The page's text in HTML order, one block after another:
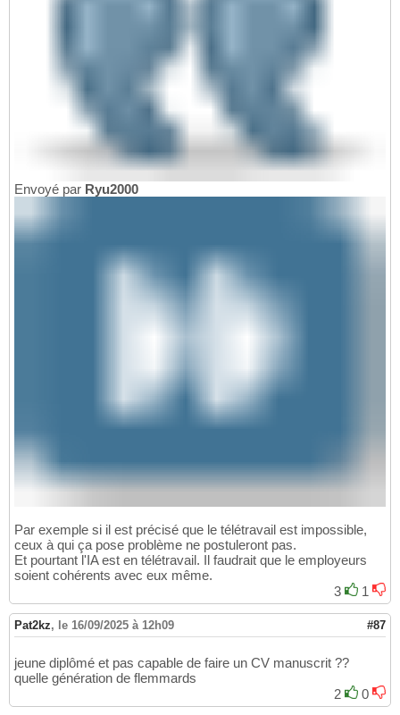
Envoyé par Ryu2000
Par exemple si il est précisé que le télétravail est impossible,
ceux à qui ça pose problème ne postuleront pas.
Et pourtant l'IA est en télétravail. Il faudrait que le employeurs
soient cohérents avec eux même.
3
1
Pat2kz, le 16/09/2025 à 12h09 #87
jeune diplômé et pas capable de faire un CV manuscrit ??
quelle génération de flemmards
2
0